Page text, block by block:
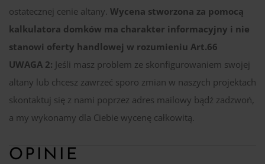
ostatecznej cenie altany. Wycena stworzona za pomocą
kalkulatora domków ma charakter informacyjny i nie
stanowi oferty handlowej w rozumieniu Art.66
UWAGA 2: Jeśli masz problem ze skonfigurowaniem swojej
altany lub chcesz zawrzeć sporo zmian w naszych projektach
skontaktuj się z nami poprzez adres mailowy bądź zadzwoń,
a my wykonamy dla Ciebie wycenę całkowitą.
OPINIE